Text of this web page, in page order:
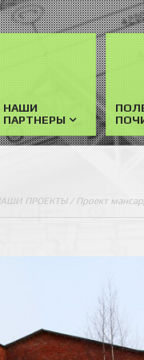
НАШИ
ПАРТНЕРЫ
ПРОЕКТЫ/ Проект